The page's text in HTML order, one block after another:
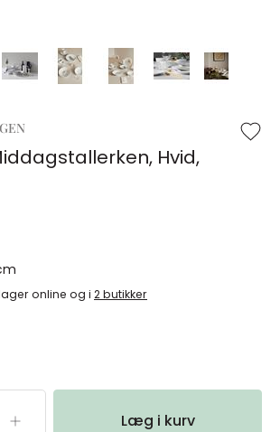
Hvid,
online og i 2 butikker
Læg i kurv